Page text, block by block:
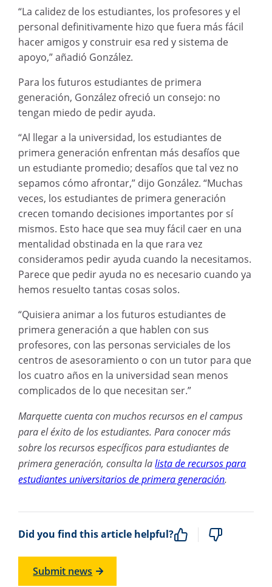
“La calidez de los estudiantes, los profesores y el
personal definitivamente hizo que fuera más fácil
hacer amigos y construir esa red y sistema de
apoyo,” añadió González.
Para los futuros estudiantes de primera
generación, González ofreció un consejo: no
tengan miedo de pedir ayuda.
“Al llegar a la universidad, los estudiantes de
primera generación enfrentan más desafíos que
un estudiante promedio; desafíos que tal vez no
sepamos cómo afrontar,” dijo González. “Muchas
veces, los estudiantes de primera generación
crecen tomando decisiones importantes por sí
mismos. Esto hace que sea muy fácil caer en una
mentalidad obstinada en la que rara vez
consideramos pedir ayuda cuando la necesitamos.
Parece que pedir ayuda no es necesario cuando ya
hemos resuelto tantas cosas solos.
“Quisiera animar a los futuros estudiantes de
primera generación a que hablen con sus
profesores, con las personas serviciales de los
centros de asesoramiento o con un tutor para que
los cuatro años en la universidad sean menos
complicados de lo que necesitan ser.”
Marquettecuenta conmuchos recursos en el campus
para el éxito de los estudiantes. Paraconocer más
sobre losrecursos específicos para estudiantes de
primera generación, consultalalista de recursos para
estudiantes universitarios de primera generación.
Did you find this article helpful?
Submit news